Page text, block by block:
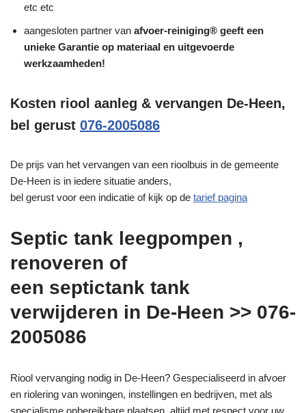
etc etc
aangesloten partner van afvoer-reiniging® geeft een
unieke Garantie op materiaal en uitgevoerde
werkzaamheden!
Kosten riool aanleg & vervangen De-Heen,
bel gerust 076-2005086
De prijs van het vervangen van een rioolbuis in de gemeente
De-Heen is in iedere situatie anders,
bel gerust voor een indicatie of kijk op de tarief pagina
Septic tank leegpompen ,
renoveren of
een septictank tank
verwijderen in De-Heen >> 076-
2005086
Riool vervanging nodig in De-Heen? Gespecialiseerd in afvoer
en riolering van woningen, instellingen en bedrijven, met als